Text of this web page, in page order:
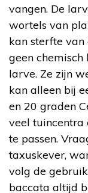
vangen. De
wortels van
kan sterfte van
geen
larve. Ze zijn
kan alleen bij
en 20 graden
veel tuincentra
te passen.
taxuskever,
volg de
baccata altijd